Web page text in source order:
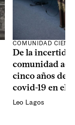
COMUNIDAD
De la
comunidad
cinco años de
covid-19 en el
Leo Lagos